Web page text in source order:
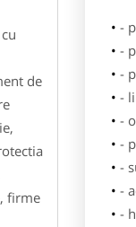
de
firme
-
-
-
-
-
-
-
-
-